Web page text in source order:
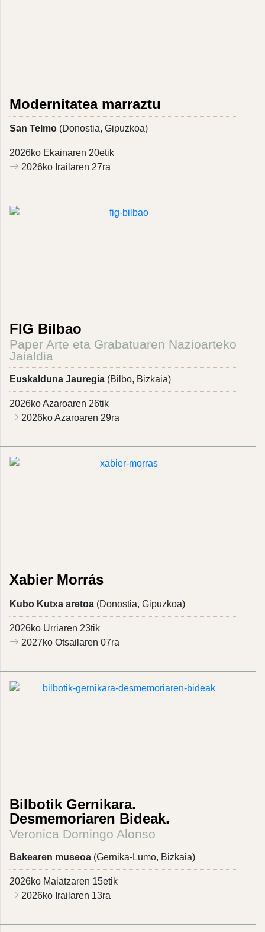
Modernitatea marraztu
San Telmo (Donostia, Gipuzkoa)
2026ko Ekainaren 20etik
2026ko Irailaren 27ra
FIG Bilbao
Paper Arte eta Grabatuaren Nazioarteko
Jaialdia
Euskalduna Jauregia (Bilbo, Bizkaia)
2026ko Azaroaren 26tik
2026ko Azaroaren 29ra
Xabier Morrás
Kubo Kutxa aretoa (Donostia, Gipuzkoa)
2026ko Urriaren 23tik
2027ko Otsailaren 07ra
Bilbotik Gernikara.
Desmemoriaren Bideak.
Veronica Domingo Alonso
Bakearen museoa (Gernika-Lumo, Bizkaia)
2026ko Maiatzaren 15etik
2026ko Irailaren 13ra